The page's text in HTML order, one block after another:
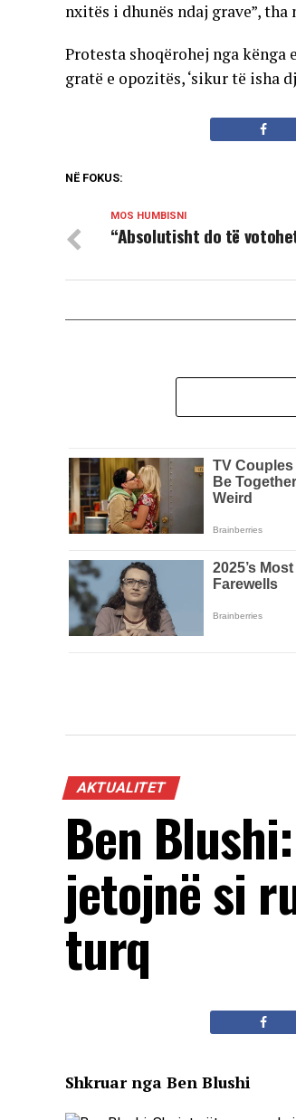
nxitës i dhunës ndaj grave”,
Protesta shoqërohej nga kënga
gratë e opozitës, ‘sikur të isha
NË FOKUS:
MOS HUMBISNI
“Absolutisht do të
AKTUALITET
Ben
jetojnë si
turq
Shkruar nga Ben Blushi